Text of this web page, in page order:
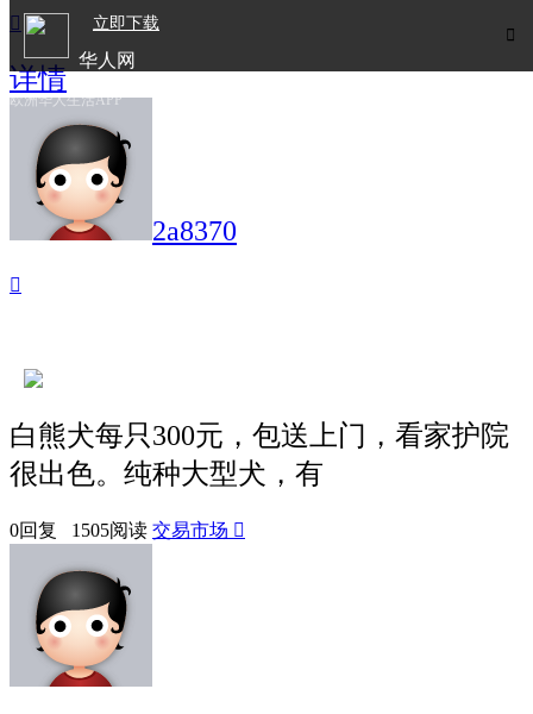

立即下载
华人网
欧洲华人生活APP

详情
2a8370

白熊犬每只300元，包送上门，看家护院
很出色。纯种大型犬，有
0回复 1505阅读 交易市场 